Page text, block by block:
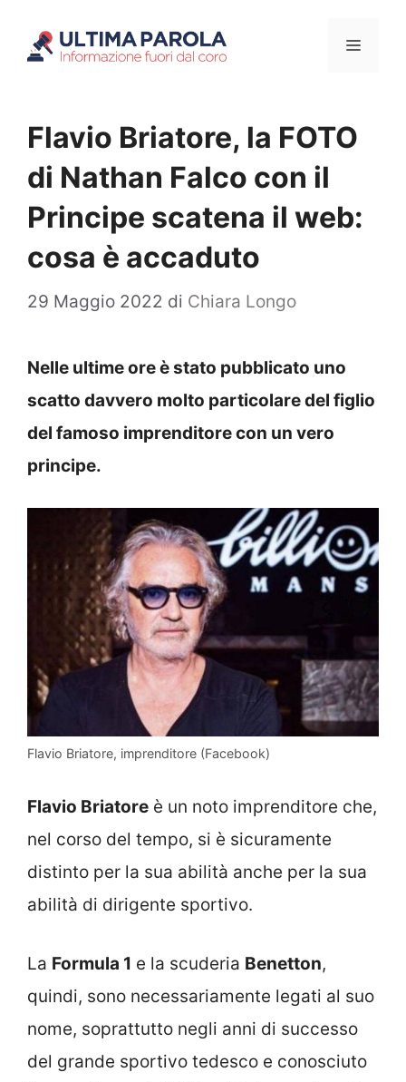
Menu
Flavio Briatore, la FOTO
di Nathan Falco con il
Principe scatena il web:
cosa è accaduto
29 Maggio 2022 di Chiara Longo
Nelle ultime ore è stato pubblicato uno
scatto davvero molto particolare del figlio
del famoso imprenditore con un vero
principe.
Flavio Briatore, imprenditore (Facebook)
Flavio Briatore è un noto imprenditore che,
nel corso del tempo, si è sicuramente
distinto per la sua abilità anche per la sua
abilità di dirigente sportivo.
La Formula 1 e la scuderia Benetton,
quindi, sono necessariamente legati al suo
nome, soprattutto negli anni di successo
del grande sportivo tedesco e conosciuto